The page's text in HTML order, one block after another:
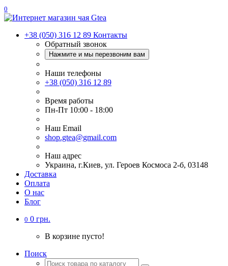
0
+38 (050) 316 12 89 Контакты
Обратный звонок
Нажмите и мы перезвоним вам
Наши телефоны
+38 (050) 316 12 89
Время работы
Пн-Пт 10:00 - 18:00
Наш Еmail
shop.gtea@gmail.com
Наш адрес
Украина, г.Киев, ул. Героев Космоса 2-б, 03148
Доставка
Оплата
О нас
Блог
0 0 грн.
В корзине пусто!
Поиск